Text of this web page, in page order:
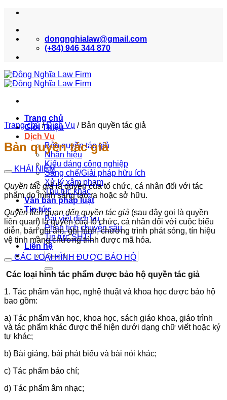
dung
dongnghialaw@gmail.com
(+84) 946 344 870
Trang chủ
Giới Thiệu
Dịch Vụ
Bản quyền tác giả
Nhãn hiệu
Kiểu dáng công nghiệp
Sáng chế/Giải pháp hữu ích
Xử lý xâm phạm
Thủ tục khác
Văn bản pháp luật
Tin tức
Bài viết dịch vụ
Phân tích chuyên sâu
Tin tức SHTT
Liên hệ
Trang chủ /Dịch Vụ / Bản quyền tác giả
Bản quyền tác giả
KHÁI NIỆM
Quyền tác giảlà quyền của tổ chức, cá nhân đối với tác
phẩm do mình sáng tạo ra hoặc sở hữu.
Quyền liên quan đến quyền tác giả (sau đây gọi là quyền
liên quan) là quyền của tổ chức, cá nhân đối với cuộc biểu
diễn, bản ghi âm, ghi hình, chương trình phát sóng, tín hiệu
vệ tinh mang chương trình được mã hóa.
CÁC LOẠI HÌNH ĐƯỢC BẢO HỘ
Các loại hình tác phẩm được bảo hộ quyền tác giả
1. Tác phẩm văn học, nghệ thuật và khoa học được bảo hộ
bao gồm:
a) Tác phẩm văn học, khoa học, sách giáo khoa, giáo trình
và tác phẩm khác được thể hiện dưới dạng chữ viết hoặc ký
tự khác;
b) Bài giảng, bài phát biểu và bài nói khác;
c) Tác phẩm báo chí;
d) Tác phẩm âm nhạc;